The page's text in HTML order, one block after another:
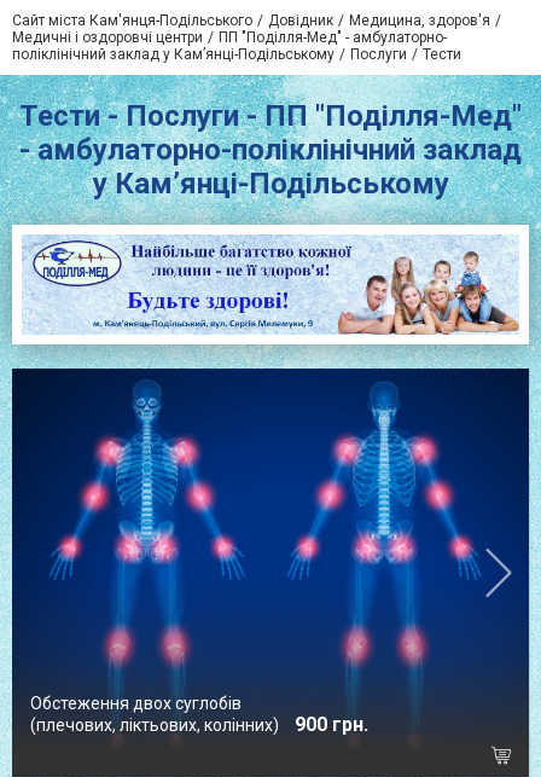
Сайт міста Кам'янця-Подільського Довідник
Медицина, здоров'я
Медичні і оздоровчі центри
ПП "Поділля-Мед" - амбулаторно-
поліклінічний заклад у Кам’янці-Подільському
Послуги Тести
Тести - Послуги - ПП "Поділля-Мед"
- амбулаторно-поліклінічний заклад
у Кам’янці-Подільському
Обстеження двох суглобів
(плечових, ліктьових, колінних)
900 грн.